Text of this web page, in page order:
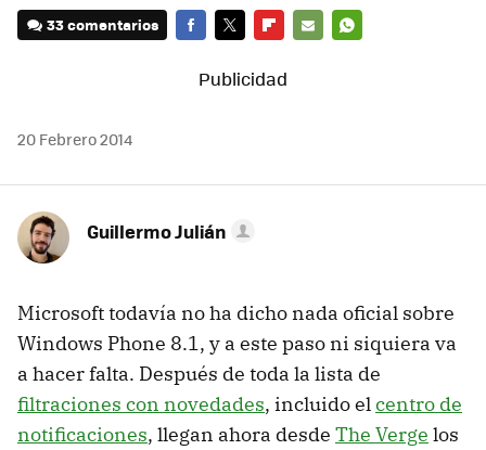
33 comentarios
20 Febrero 2014
Guillermo Julián
Microsoft todavía no ha dicho nada oficial sobre
Windows Phone 8.1, y a este paso ni siquiera va
a hacer falta. Después de toda la lista de
filtraciones con novedades, incluido elcentro de
notificaciones, llegan ahora desde The Verge los